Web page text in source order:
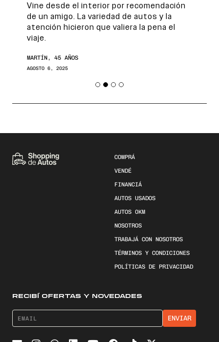
Vine desde el interior por recomendación
de un amigo. La variedad de autos y la
atención hicieron que valiera la pena el
viaje.
MARTÍN, 45 AÑOS
AGOSTO 6, 2025
COMPRÁ
VENDÉ
FINANCIÁ
AUTOS USADOS
AUTOS 0KM
NOSOTROS
TRABAJÁ CON NOSOTROS
TÉRMINOS Y CONDICIONES
POLÍTICAS DE PRIVACIDAD
RECIBÍ OFERTAS Y NOVEDADES